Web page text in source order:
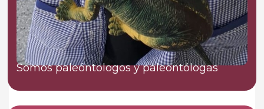
Somos paleóntologos y paleontólogas